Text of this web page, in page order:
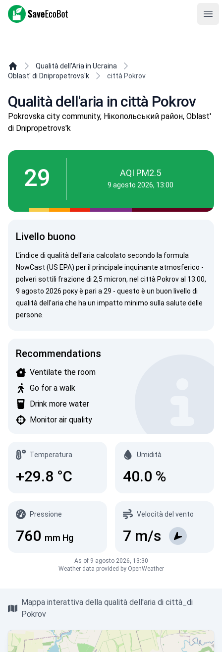
SaveEcoBot
Qualità dell'Aria in Ucraina
Oblast' di Dnipropetrovs'k
città Pokrov
Qualità dell'aria in città Pokrov
Pokrovska city community, Нікопольський район, Oblast'
di Dnipropetrovs'k
29 AQI PM2.5
9 agosto 2026, 13:00
Livello buono
L'indice di qualità dell'aria calcolato secondo la formula
NowCast (US EPA) per il principale inquinante atmosferico -
polveri sottili frazione di 2,5 micron, nel città Pokrov al 13:00,
9 agosto 2026 року è pari a 29 - questo è un buon livello di
qualità dell'aria che ha un impatto minimo sulla salute delle
persone.
Recommendations
Ventilate the room
Go for a walk
Drink more water
Monitor air quality
Temperatura
+29.8 °C
Umidità
40.0 %
Pressione
760 mm Hg
Velocità del vento
7 m/s
As of 9 agosto 2026, 13:30
Weather data provided by OpenWeather
Mappa interattiva della qualità dell'aria di città_di
Pokrov